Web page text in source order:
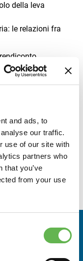
and ads, to
our traffic.
use of our site with
partners who
that you’ve
from your use
della leva
le relazioni fra
economica
e addetti di